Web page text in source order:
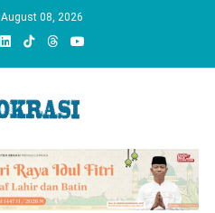
08, 2026